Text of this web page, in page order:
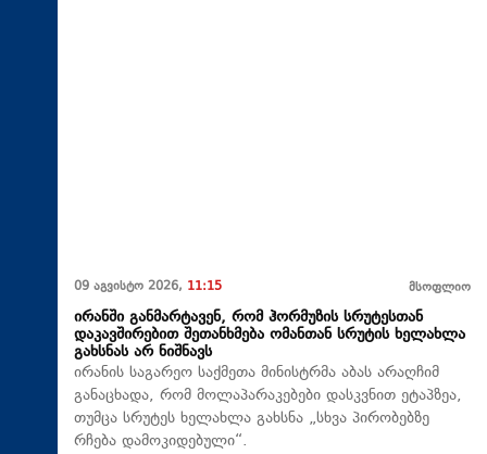
09 აგვისტო 2026, 11:15 მსოფლიო
ირანში განმარტავენ, რომ ჰორმუზის სრუტესთან
დაკავშირებით შეთანხმება ომანთან სრუტის ხელახლა
გახსნას არ ნიშნავს
ირანის საგარეო საქმეთა მინისტრმა აბას არაღჩიმ
განაცხადა, რომ მოლაპარაკებები დასკვნით ეტაპზეა,
თუმცა სრუტეს ხელახლა გახსნა „სხვა პირობებზე
რჩება დამოკიდებული“.